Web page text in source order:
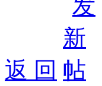
返 回